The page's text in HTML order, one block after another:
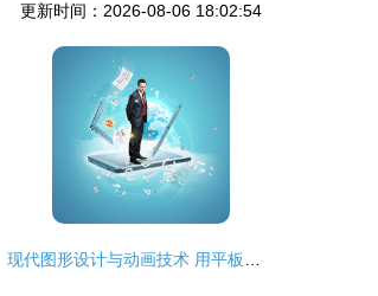
更新时间：2026-08-06 18:02:54